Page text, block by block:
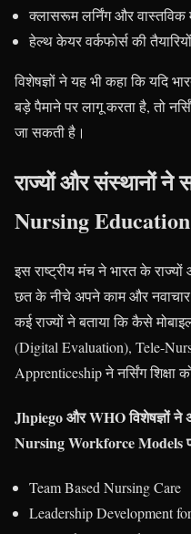
क्लासरूम लर्निंग और वास्तविक
हेल्थ केयर वर्कफोर्स की
विशेषज्ञों ने यह भी कहा कि यदि
बड़े पैमाने पर लागू करता है, तो
जा सकती है।
राज्यों और संस्थानों ने
Nursing Education
इस राष्ट्रीय मंच ने भारत के
छत के नीचे अपने काम और नवाचार
कई राज्यों ने बताया कि कैसे
(Digital Evaluation), Tele-
Apprenticeship ने नर्सिंग शिक्षा
Jhpiego और WHO विशेषज्ञों ने
Nursing Workforce Models
Team Based Nursing Care
Leadership Development